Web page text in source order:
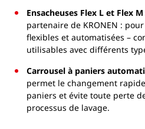
Ensacheuses Flex L et Flex M
partenaire de KRONEN :
flexibles et automatisées –
utilisables avec différents
Carrousel à paniers
permet le changement
paniers et évite toute perte
processus de lavage.